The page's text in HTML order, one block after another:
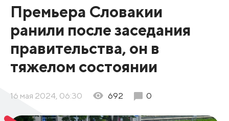
Премьера Словакии
ранили после заседания
правительства, он в
тяжелом состоянии
16 мая 2024, 06:30 692 0